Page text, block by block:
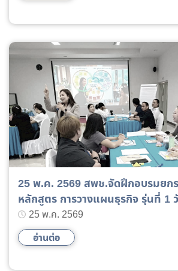
25 พ.ค. 2569 สพช.จัดฝึกอบรมยก
หลักสูตร การวางแผนธุรกิจ รุ่นที่ 1
พฤษภาคม 2569
25 พ.ค. 2569
อ่านต่อ